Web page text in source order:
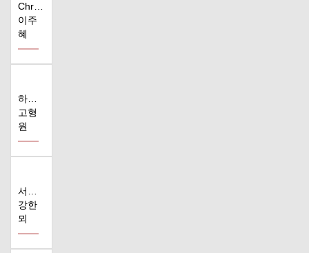
Christma..
이주
혜
하나의 코러스
고형
원
서시 (윤동주 ..
강한
뫼